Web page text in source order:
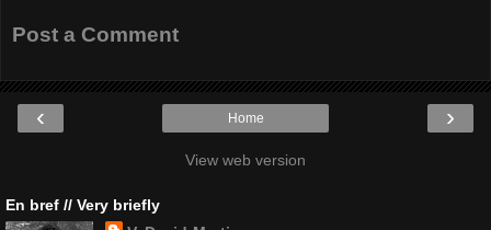
Post a Comment
‹ ›
Home
View web version
En bref // Very briefly